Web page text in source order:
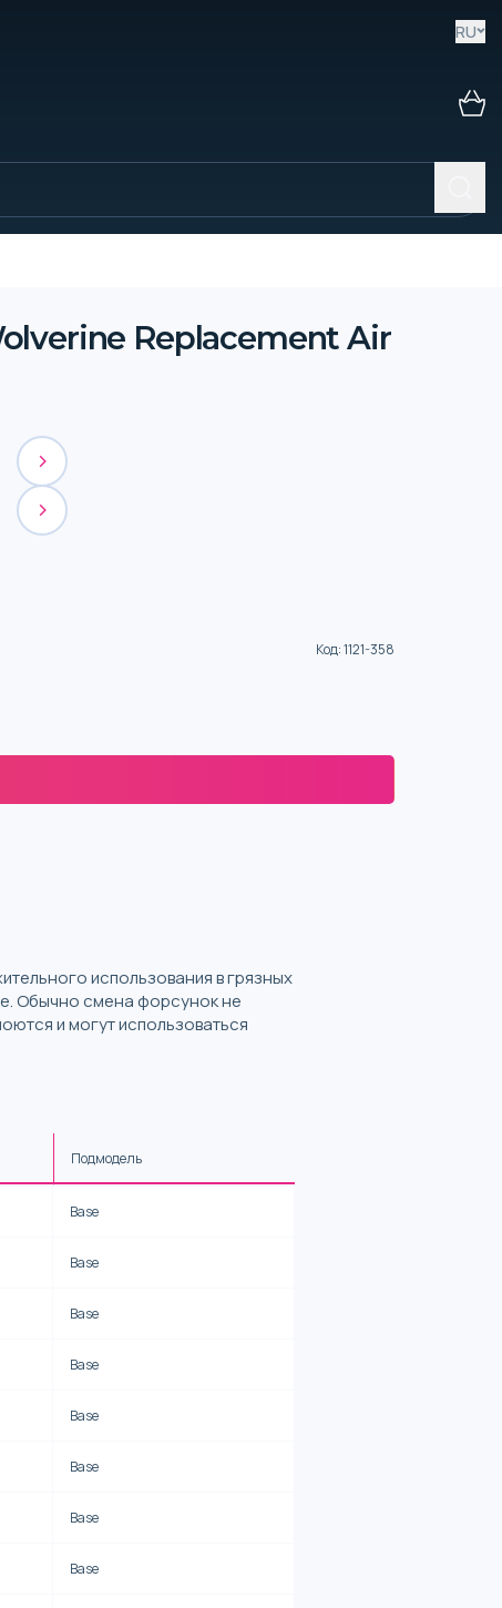
RU
Replacement Air
Код:1121-358
использования в грязных
Обычно смена форсунок не
и могут использоваться
Подмодель
Base
Base
Base
Base
Base
Base
Base
Base